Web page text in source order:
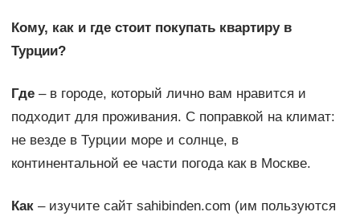
Кому, как и где стоит покупать квартиру в
Турции?
Где– в городе, который лично вам нравится и
подходит для проживания. С поправкой на климат:
не везде в Турции море и солнце, в
континентальной ее части погода как в Москве.
Как– изучите сайт sahibinden.com (им пользуются